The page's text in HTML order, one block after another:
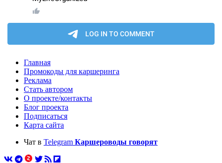
Главная
Промокоды для каршеринга
Реклама
Стать автором
О проекте/контакты
Блог проекта
Подписаться
Карта сайта
Чат в Telegram Каршероводы говорят